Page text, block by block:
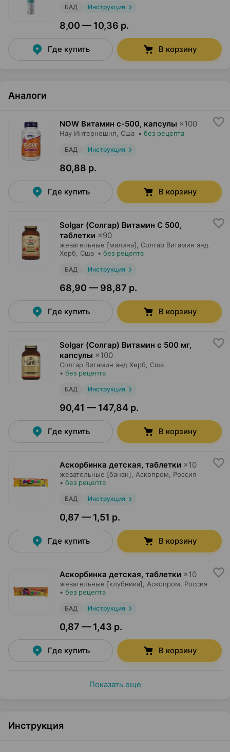
БАД Инструкция
8,00 — 10,36 р.
Где купить В корзину
Аналоги
NOW Витамин с-500, капсулы ×100
Нау Интернешнл , Сша • без рецепта
БАД Инструкция
80,88 р.
Где купить В корзину
Solgar (Солгар) Витамин С 500,
таблетки ×90
жевательные [малина],
Солгар Витамин энд
Херб , Сша • без рецепта
БАД Инструкция
68,90 — 98,87 р.
Где купить В корзину
Solgar (Солгар) Витамин с 500 мг,
капсулы ×100
Солгар Витамин энд Херб , Сша
• без рецепта
БАД Инструкция
90,41 — 147,84 р.
Где купить В корзину
Аскорбинка детская, таблетки ×10
жевательные [банан], Аскопром , Россия
• без рецепта
БАД Инструкция
0,87 — 1,51 р.
Где купить В корзину
Аскорбинка детская, таблетки ×10
жевательные [клубника], Аскопром , Россия
• без рецепта
БАД Инструкция
0,87 — 1,43 р.
Где купить В корзину
Показать еще
Инструкция